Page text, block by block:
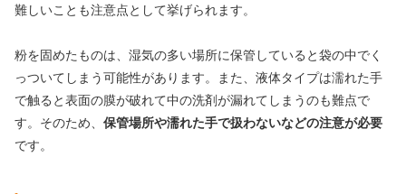
難しいことも注意点として挙げられます。
粉を固めたものは、湿気の多い場所に保管していると袋の中でく
っついてしまう可能性があります。また、液体タイプは濡れた手
で触ると表面の膜が破れて中の洗剤が漏れてしまうのも難点で
す。そのため、 保管場所や濡れた手で扱わないなどの注意が必要
です。